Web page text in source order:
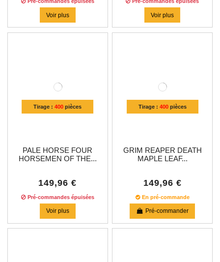
Pré-commandes épuisées
Voir plus
Pré-commandes épuisées
Voir plus
Tirage :400 pièces
PALE HORSE FOUR
HORSEMEN OF THE...
149,96 €
Pré-commandes épuisées
Voir plus
Tirage : 400pièces
GRIM REAPER DEATH
MAPLE LEAF...
149,96 €
En pré-commande
Pré-commander